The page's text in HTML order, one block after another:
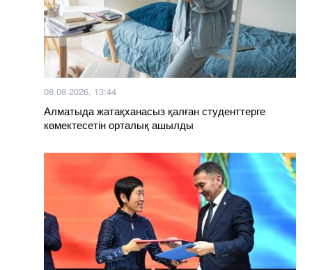
08.08.2026, 13:44
Алматыда жатақханасыз қалған студенттерге
көмектесетін орталық ашылды